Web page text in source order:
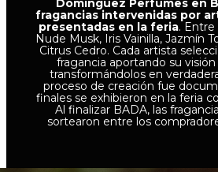
Domínguez Perfumes en
fragancias intervenidas por
presentadas en la feria. Entre
Nude Musk, Iris Vainilla, Jazmín
Citrus Cedro. Cada artista
fragancia aportando su visión
transformándolos en
proceso de creación fue
finales se exhibieron en la feria
Al finalizar BADA, las
sortearon entre los